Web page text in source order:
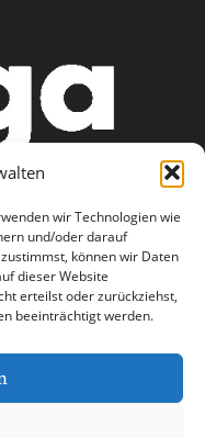
wir Technologien wie
und/oder darauf
können wir Daten
dieser Website
erteilst oder zurückziehst,
beeinträchtigt werden.
Impressum